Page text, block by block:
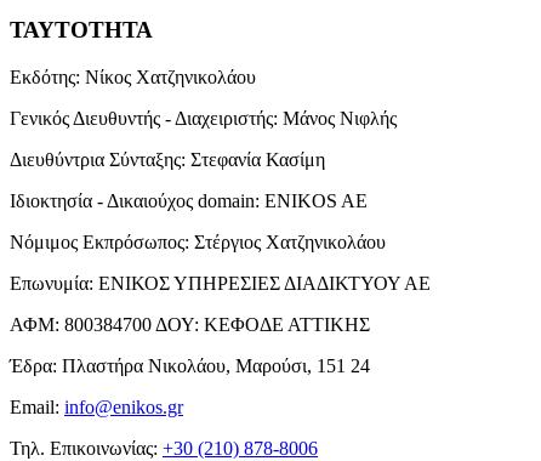
ΤΑΥΤΟΤΗΤΑ
Εκδότης: Νίκος Χατζηνικολάου
Γενικός Διευθυντής - Διαχειριστής: Μάνος Νιφλής
Διευθύντρια Σύνταξης: Στεφανία Κασίμη
Ιδιοκτησία - Δικαιούχος domain: ENIKOS AE
Νόμιμος Εκπρόσωπος: Στέργιος Χατζηνικολάου
Επωνυμία: ΕΝΙΚΟΣ ΥΠΗΡΕΣΙΕΣ ΔΙΑΔΙΚΤΥΟΥ ΑΕ
ΑΦΜ: 800384700 ΔΟΥ: ΚΕΦΟΔΕ ΑΤΤΙΚΗΣ
Έδρα: Πλαστήρα Νικολάου, Μαρούσι, 151 24
Email: info@enikos.gr
Τηλ. Επικοινωνίας: +30 (210) 878-8006